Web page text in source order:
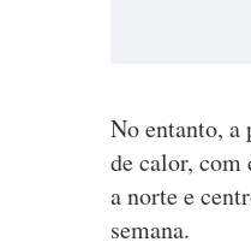
No entanto, a
de calor, com
a norte e
semana.